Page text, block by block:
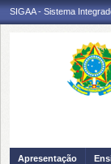
SIGAA - Sistema
Apresentação